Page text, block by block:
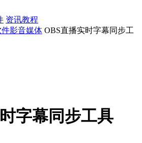
资讯教程
件影音媒体 OBS直播实时字幕同步工
字幕同步工具